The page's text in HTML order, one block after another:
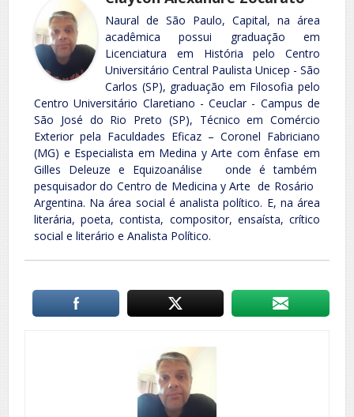
Naural de São Paulo, Capital, na área
acadêmica possui graduação em
Licenciatura em História pelo Centro
Universitário Central Paulista Unicep - São
Carlos (SP), graduação em Filosofia pelo
Centro Universitário Claretiano - Ceuclar - Campus de
São José do Rio Preto (SP), Técnico em Comércio
Exterior pela Faculdades Eficaz – Coronel Fabriciano
(MG) e Especialista em Medina y Arte com ênfase em
Gilles Deleuze e Equizoanálise onde é também
pesquisador do Centro de Medicina y Arte de Rosário
Argentina. Na área social é analista político. E, na área
literária, poeta, contista, compositor, ensaísta, crítico
social e literário e Analista Político.